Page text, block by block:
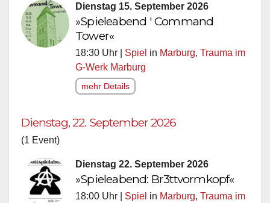
Dienstag 15. September 2026
»Spieleabend ' Command
Tower«
18:30 Uhr | Spiel in Marburg, Trauma im
G-Werk Marburg
mehr Details
Dienstag, 22. September 2026
(1 Event)
Dienstag 22. September 2026
»Spieleabend: Br3ttvormkopf«
18:00 Uhr | Spiel in Marburg, Trauma im